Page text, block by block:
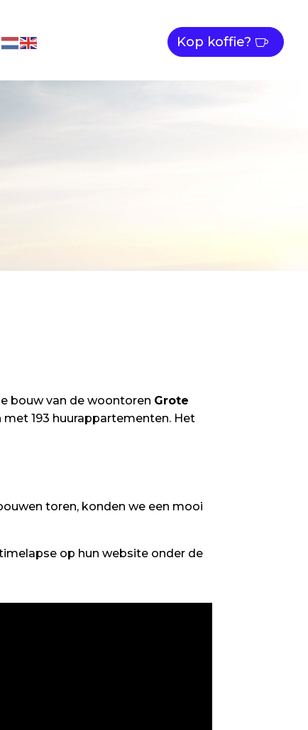
Kop koffie?
bouw van de woontoren Grote
193 huurappartementen. Het
toren, konden we een mooi
op hun website onder de